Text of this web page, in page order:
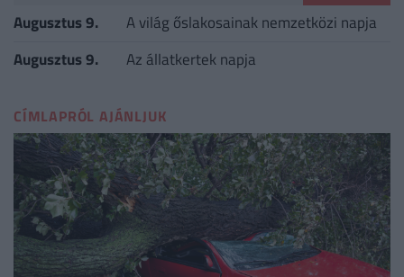
Augusztus 9.
A világ őslakosainak nemzetközi napja
Augusztus 9.
Az állatkertek napja
CÍMLAPRÓL AJÁNLJUK